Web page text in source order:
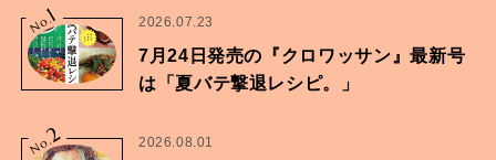
No.
1 2026.07.23
7月24日発売の『クロワッサン』最新号
は「夏バテ撃退レシピ。」
No.2 2026.08.01